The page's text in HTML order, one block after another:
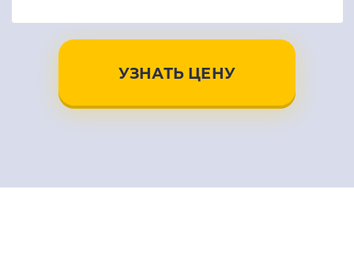
УЗНАТЬ ЦЕНУ